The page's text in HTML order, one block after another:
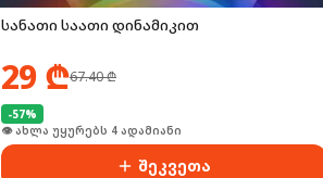
სანათი საათი დინამიკით
29₾67.40₾
-57%
🛒 ბოლო 24სთ-ში იყიდა 3-მა
შეკვეთა